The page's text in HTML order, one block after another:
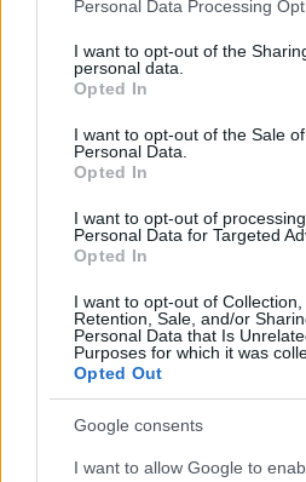
not limited to your visit or usage
grant or deny consent to Google
use your data for below specified
consent section.
Personal Data Processing
I want to opt-out of the
personal data.
Opted In
I want to opt-out of the Sale
Personal Data.
Opted In
I want to opt-out of
Personal Data for Targeted
Opted In
I want to opt-out of Collection,
Retention, Sale, and/or
Personal Data that Is
Purposes for which it was
Opted Out
Google consents
I want to allow Google to
Népszerű